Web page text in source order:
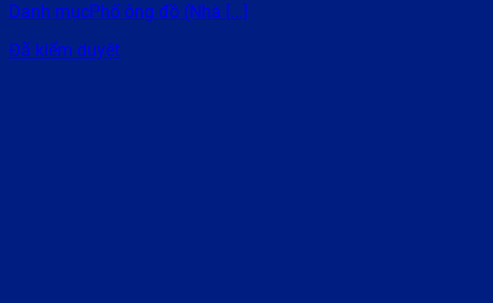
Danh mụcPhố ông đồ (Nhà [...]
Đã kiểm duyệt